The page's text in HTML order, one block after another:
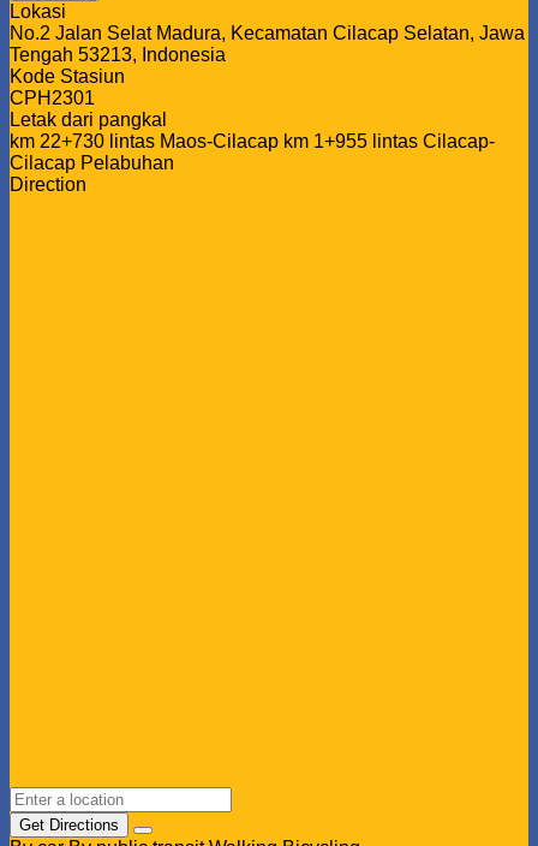
Lokasi
No.2 Jalan Selat Madura, Kecamatan Cilacap Selatan, Jawa
Tengah 53213, Indonesia
Kode Stasiun
CPH2301
Letak dari pangkal
km 22+730 lintas Maos-Cilacap km 1+955 lintas Cilacap-
Cilacap Pelabuhan
Direction
Get Directions